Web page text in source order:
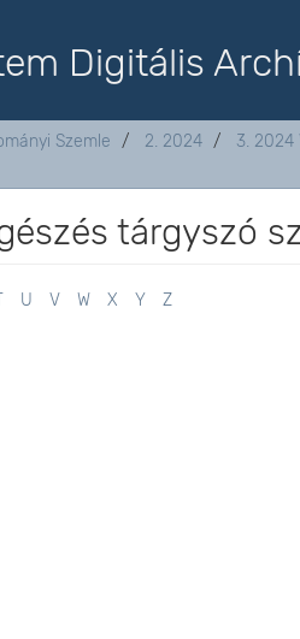
Digitális
Szemle 2. 2024
3. 2024
tárgyszó
U V W X Y Z